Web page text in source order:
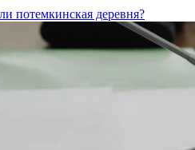
потемкинская деревня?